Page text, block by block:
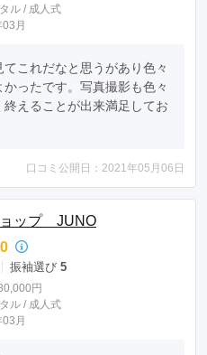
ル / 成人式
月
これだなと思うがあり色々
ったです。写真撮影も色々
えることが出来満足してお
口コミ公開日：2021年05月06日
ョップ JUNO
振袖選び 5
円
ル / 成人式
月